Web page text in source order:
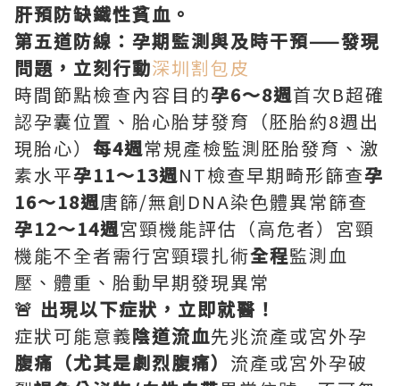
肝預防缺鐵性貧血。
第五道防線：孕期監測與及時干預——發現
問題，立刻行動深圳割包皮
時間節點檢查內容目的孕6～8週首次B超確
認孕囊位置、胎心胎芽發育（胚胎約8週出
現胎心） 每4週常規產檢監測胚胎發育、激
素水平孕11～13週NT檢查早期畸形篩查孕
16～18週唐篩/無創DNA染色體異常篩查
孕12～14週宮頸機能評估（高危者）宮頸
機能不全者需行宮頸環扎術全程監測血
壓、體重、胎動早期發現異常
🚨 出現以下症狀，立即就醫！
症狀可能意義陰道流血先兆流產或宮外孕
腹痛（尤其是劇烈腹痛） 流產或宮外孕破